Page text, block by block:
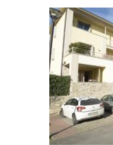
NEWS
CONTATTI
VOCABOLARIO
RICERCA